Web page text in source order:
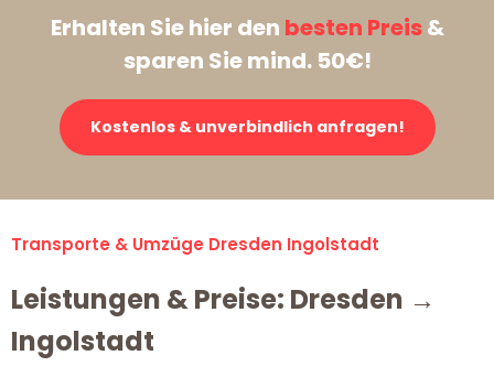
Erhalten Sie hier den besten Preis&
sparen Sie mind. 50€!
Kostenlos & unverbindlich anfragen!
Transporte & Umzüge Dresden Ingolstadt
Leistungen & Preise: Dresden →
Ingolstadt